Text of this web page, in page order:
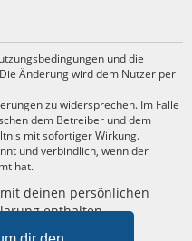
und die
Änderung wird dem Nutzer per
zu widersprechen. Im Falle
dem Betreiber und dem
mit sofortiger Wirkung.
und verbindlich, wenn der
hat.
deinen persönlichen
enthalten.